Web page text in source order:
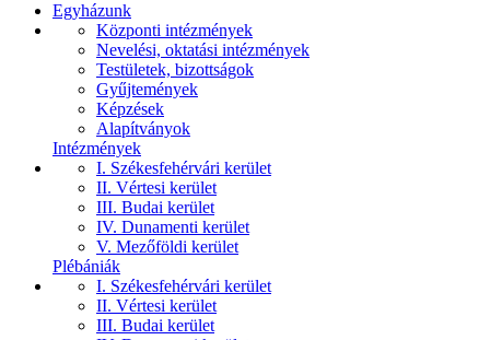
Egyházunk
Központi intézmények
Nevelési, oktatási intézmények
Testületek, bizottságok
Gyűjtemények
Képzések
Alapítványok
Intézmények
I. Székesfehérvári kerület
II. Vértesi kerület
III. Budai kerület
IV. Dunamenti kerület
V. Mezőföldi kerület
Plébániák
I. Székesfehérvári kerület
II. Vértesi kerület
III. Budai kerület